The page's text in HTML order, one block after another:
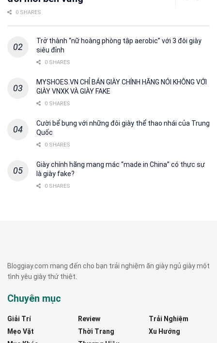
0 SHARES
Trở thành “nữ hoàng phòng tập aerobic” với 3 đôi giày
siêu đỉnh
0 SHARES
MYSHOES.VN CHỈ BÁN GIÀY CHÍNH HÃNG NÓI KHÔNG VỚI
GIÀY VNXK VÀ GIÀY FAKE
0 SHARES
Cười bể bụng với những đôi giày thể thao nhái của Trung
Quốc
0 SHARES
Giày chính hãng mang mác “made in China” có thực sự
là giày fake?
0 SHARES
Bloggiay.com mang đến cho bạn trải nghiệm ăn giày ngủ giày một
tình yêu giày thứ thiệt.
Chuyên mục
Giải Trí
Mẹo Vặt
Review
Thời Trang
Trải Nghiệm
Xu Hướng